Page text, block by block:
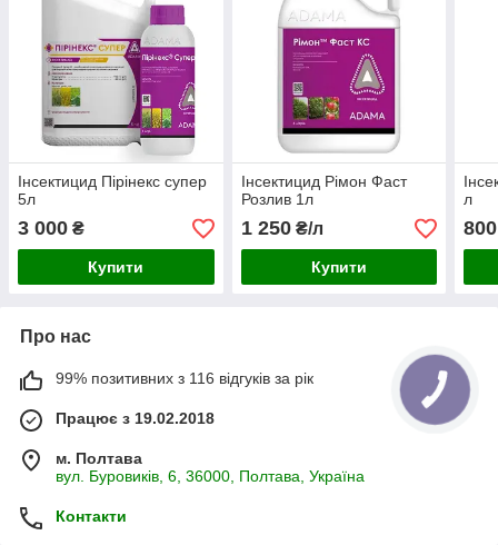
Інсектицид Пірінекс супер
5л
3 000 ₴
Купити
Інсектицид Рімон Фаст
Розлив 1л
1 250₴/л
Купити
л
800
Про нас
99% позитивних з 116 відгуків за рік
Працює з 19.02.2018
м. Полтава
вул. Буровиків, 6, 36000, Полтава, Україна
Контакти